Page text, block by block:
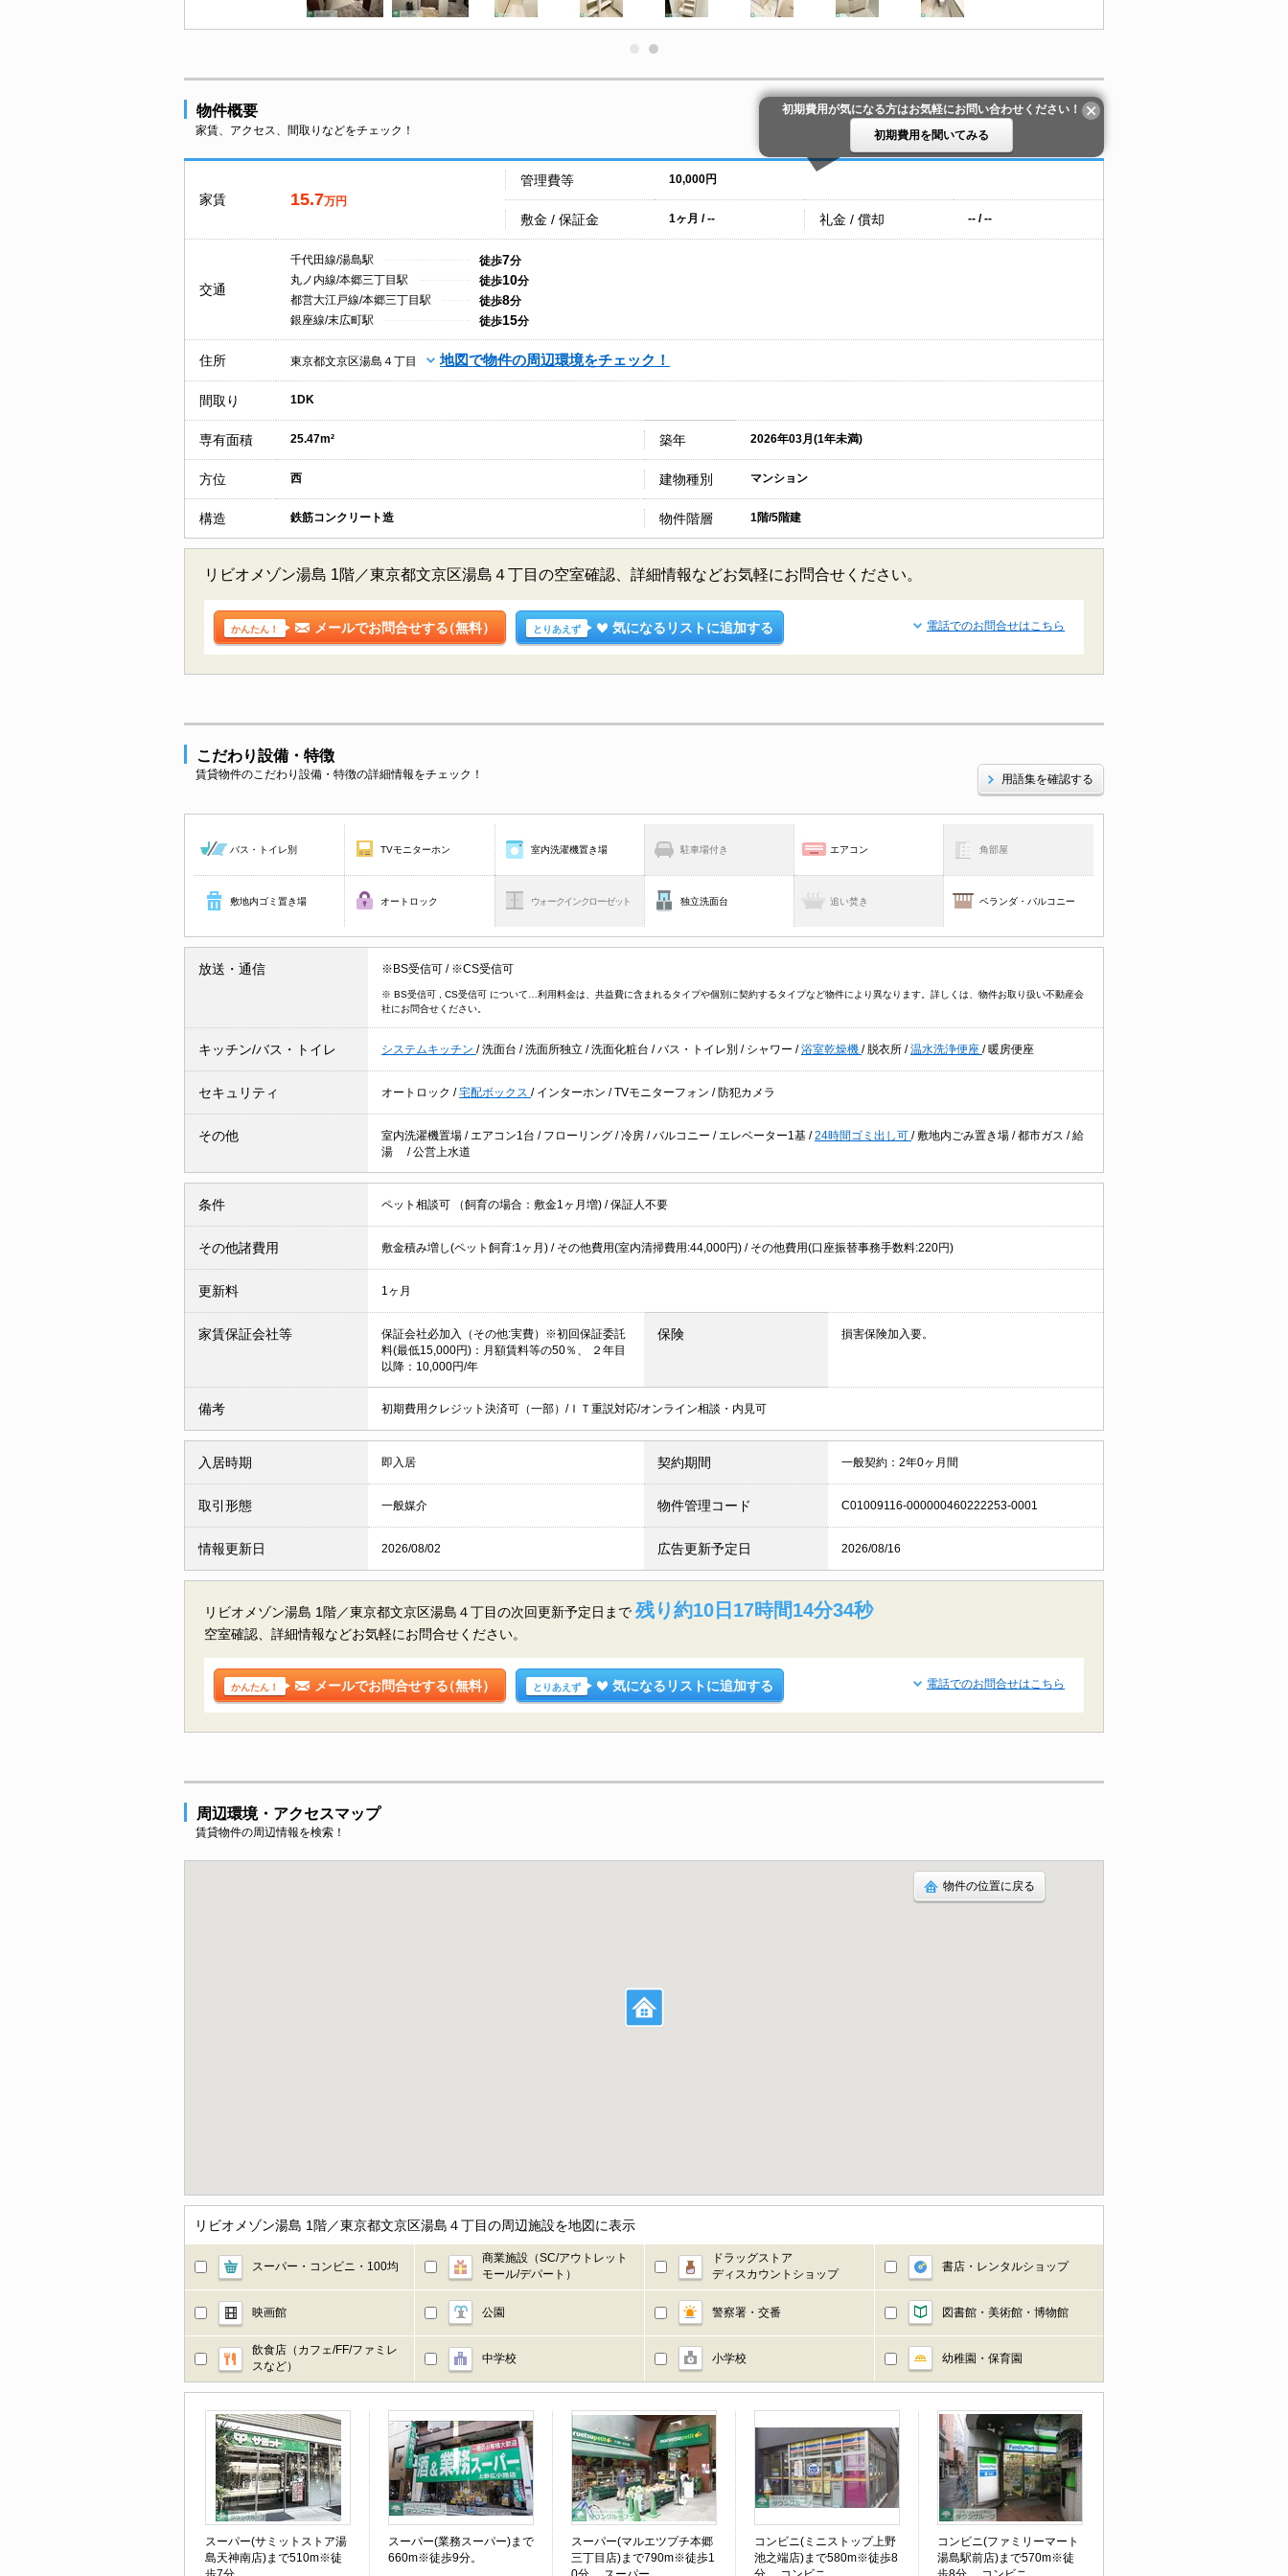
物件概要
家賃、アクセス、間取りなどをチェック！
初期費用が気になる方はお気軽にお問い合わせください！
初期費用を聞いてみる
家賃 15.7万円
管理費等 10,000円
敷金 / 保証金 1ヶ月 / -- 礼金 / 償却 -- / --
交通
千代田線/湯島駅 徒歩7分
丸ノ内線/本郷三丁目駅
徒歩10分
都営大江戸線/本郷三丁目駅
徒歩8分
銀座線/末広町駅
徒歩15分
住所 東京都文京区湯島４丁目 地図で物件の周辺環境をチェック！
間取り 1DK
専有面積 25.47m² 築年 2026年03月(1年未満)
方位 西 建物種別 マンション
構造 鉄筋コンクリート造 物件階層 1階/5階建
リビオメゾン湯島 1階／東京都文京区湯島４丁目の空室確認、詳細情報などお気軽にお問合せください。
かんたん！ メールでお問合せする（無料） とりあえず 気になるリストに追加する 電話でのお問合せはこちら
こだわり設備・特徴
賃貸物件のこだわり設備・特徴の詳細情報をチェック！ 用語集を確認する
バス・トイレ別 TVモニターホン 室内洗濯機置き場 駐車場付き エアコン 角部屋
敷地内ゴミ置き場 オートロック ウォークインクローゼット 独立洗面台 追い焚き ベランダ・バルコニー
放送・通信 ※BS受信可 / ※CS受信可
※ BS受信可 , CS受信可 について…利用料金は、共益費に含まれるタイプや個別に契約するタイプなど物件により異なります。詳しくは、物件お取り扱い不動産会
社にお問合せください。
キッチン/バス・トイレ システムキッチン /洗面台 /洗面所独立 /洗面化粧台 /バス・トイレ別 / シャワー /浴室乾燥機 / 脱衣所 /温水洗浄便座 / 暖房便座
セキュリティ オートロック /宅配ボックス / インターホン /TVモニターフォン / 防犯カメラ
その他 室内洗濯機置場 / エアコン1台 / フローリング /冷房 /バルコニー / エレベーター1基 /24時間ゴミ出し可 /敷地内ごみ置き場 /都市ガス /給
湯 /公営上水道
条件 ペット相談可 （飼育の場合：敷金1ヶ月増) /保証人不要
その他諸費用 敷金積み増し(ペット飼育:1ヶ月) / その他費用(室内清掃費用:44,000円) / その他費用(口座振替事務手数料:220円)
更新料 1ヶ月
家賃保証会社等
保証会社必加入（その他:実費）※初回保証委託
料(最低15,000円)：月額賃料等の50％、 ２年目
以降：10,000円/年
保険 損害保険加入要。
備考 初期費用クレジット決済可（一部）/ＩＴ重説対応/オンライン相談・内見可
入居時期 即入居 契約期間 一般契約：2年0ヶ月間
取引形態 一般媒介 物件管理コード C01009116-000000460222253-0001
情報更新日 2026/08/02 広告更新予定日 2026/08/16
リビオメゾン湯島 1階／東京都文京区湯島４丁目の次回更新予定日まで 残り約10日17時間14分33秒
空室確認、詳細情報などお気軽にお問合せください。
かんたん！ メールでお問合せする（無料） とりあえず 気になるリストに追加する 電話でのお問合せはこちら
周辺環境・アクセスマップ
賃貸物件の周辺情報を検索！
物件の位置に戻る
リビオメゾン湯島 1階／東京都文京区湯島４丁目の周辺施設を地図に表示
スーパー・コンビニ・100均
商業施設（SC/アウトレット
モール/デパート）
ドラッグストア
ディスカウントショップ
書店・レンタルショップ
映画館 公園 警察署・交番 図書館・美術館・博物館
飲食店（カフェ/FF/ファミレ
スなど）
中学校 小学校 幼稚園・保育園
スーパー(サミットストア湯
島天神南店)まで510m※徒
スーパー(業務スーパー)まで
660m※徒歩9分。
スーパー(マルエツプチ本郷
三丁目店)まで790m※徒歩1
コンビニ(ミニストップ上野
池之端店)まで580m※徒歩8
コンビニ(ファミリーマート
湯島駅前店)まで570m※徒